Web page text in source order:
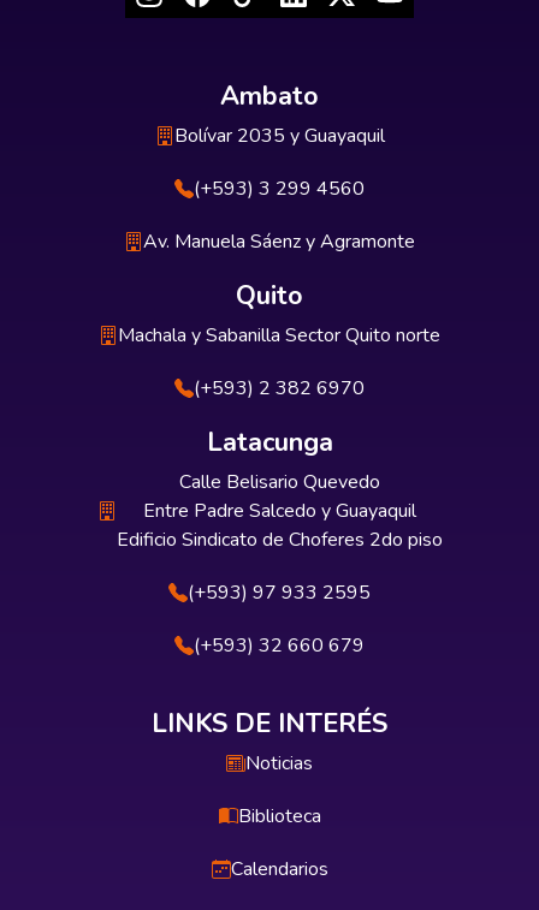
Ambato
Bolívar 2035 y Guayaquil
(+593) 3 299 4560
Av. Manuela Sáenz y Agramonte
Quito
Machala y Sabanilla Sector Quito norte
(+593) 2 382 6970
Latacunga
Calle Belisario Quevedo
Entre Padre Salcedo y Guayaquil
Edificio Sindicato de Choferes 2do piso
(+593) 97 933 2595
(+593) 32 660 679
LINKS DE INTERÉS
Noticias
Biblioteca
Calendarios